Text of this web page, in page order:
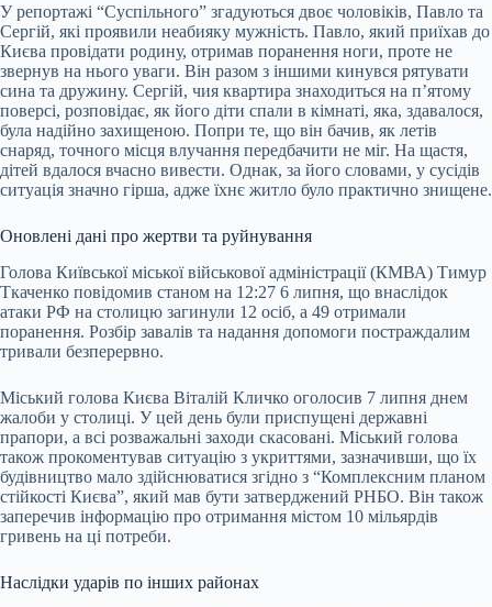
У репортажі “Суспільного” згадуються двоє чоловіків, Павло та
Сергій, які проявили неабияку мужність. Павло, який приїхав до
Києва провідати родину, отримав поранення ноги, проте не
звернув на нього уваги. Він разом з іншими кинувся рятувати
сина та дружину. Сергій, чия квартира знаходиться на п’ятому
поверсі, розповідає, як його діти спали в кімнаті, яка, здавалося,
була надійно захищеною. Попри те, що він бачив, як летів
снаряд, точного місця влучання передбачити не міг. На щастя,
дітей вдалося вчасно вивести. Однак, за його словами, у сусідів
ситуація значно гірша, адже їхнє житло було практично знищене.
Оновлені дані про жертви та руйнування
Голова Київської міської військової адміністрації (КМВА) Тимур
Ткаченко повідомив станом на 12:27 6 липня, що внаслідок
атаки РФ на столицю загинули 12 осіб, а 49 отримали
поранення. Розбір завалів та надання допомоги постраждалим
тривали безперервно.
Міський голова Києва Віталій Кличко оголосив 7 липня днем
жалоби у столиці. У цей день були приспущені державні
прапори, а всі розважальні заходи скасовані. Міський голова
також прокоментував ситуацію з укриттями, зазначивши, що їх
будівництво мало здійснюватися згідно з “Комплексним планом
стійкості Києва”, який мав бути затверджений РНБО. Він також
заперечив інформацію про отримання містом 10 мільярдів
гривень на ці потреби.
Наслідки ударів по інших районах